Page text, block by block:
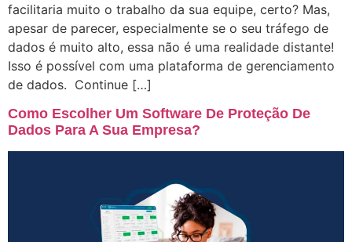
facilitaria muito o trabalho da sua equipe, certo? Mas,
apesar de parecer, especialmente se o seu tráfego de
dados é muito alto, essa não é uma realidade distante!
Isso é possível com uma plataforma de gerenciamento
de dados. Continue […]
Como Escolher Um Software De Proteção De
Dados Para A Sua Empresa?